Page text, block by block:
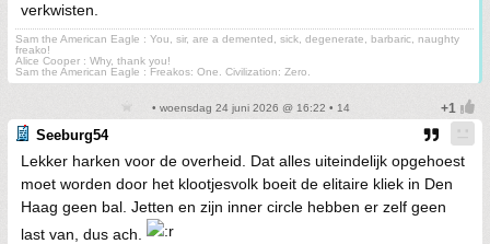
verkwisten.
Sam the American Eagle : You, sir, are a demented, sick, degenerate, barbaric, naughty
freako!
Alice Cooper : Why, thank you!
Sam the American Eagle : Freakos: One. Civilization: Zero.
• woensdag 24 juni 2026 @ 16:22 • 14
Seeburg54
Lekker harken voor de overheid. Dat alles uiteindelijk opgehoest
moet worden door het klootjesvolk boeit de elitaire kliek in Den
Haag geen bal. Jetten en zijn inner circle hebben er zelf geen
last van, dus ach.